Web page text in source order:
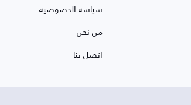
سياسة الخصوصية
من نحن
اتصل بنا